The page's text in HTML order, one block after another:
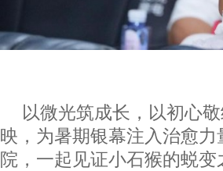
以微光筑成长，以初心
映，为暑期银幕注入治愈
院，一起见证小石猴的蜕